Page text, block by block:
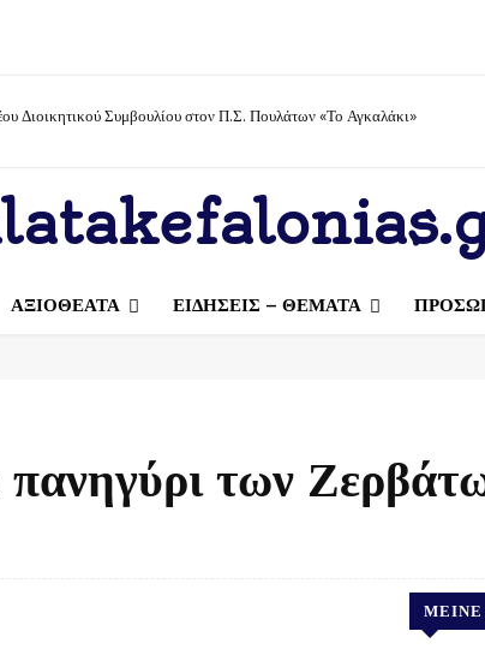
Διοικητικού Συμβουλίου στον Π.Σ. Πουλάτων «Το Αγκαλάκι»
ΑΞΙΟΘΕΑΤΑ ΕΙΔΗΣΕΙΣ – ΘΕΜΑΤΑ
των